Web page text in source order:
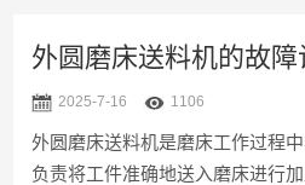
外圆磨床送料机的故
2025-7-16 1106
外圆磨床送料机是磨床工作过程
负责将工件准确地送入磨床进行